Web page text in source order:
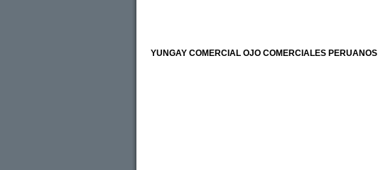
YUNGAY COMERCIAL OJO COMERCIALES PERUANOS